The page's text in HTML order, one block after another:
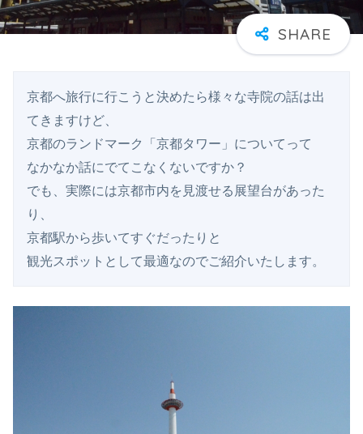
京都へ旅行に行こうと決めたら様々な寺院の話は出
てきますけど、
京都のランドマーク「京都タワー」についてって
なかなか話にでてこなくないですか？
でも、実際には京都市内を見渡せる展望台があった
り、
京都駅から歩いてすぐだったりと
観光スポットとして最適なのでご紹介いたします。